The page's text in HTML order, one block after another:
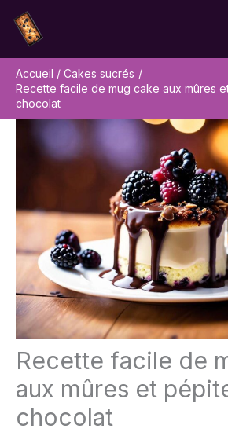
contenu
Accueil
Cakes sucrés
Recette facile de mug cake aux mûres
chocolat
Recette facile de
aux mûres et
chocolat
Rechercher